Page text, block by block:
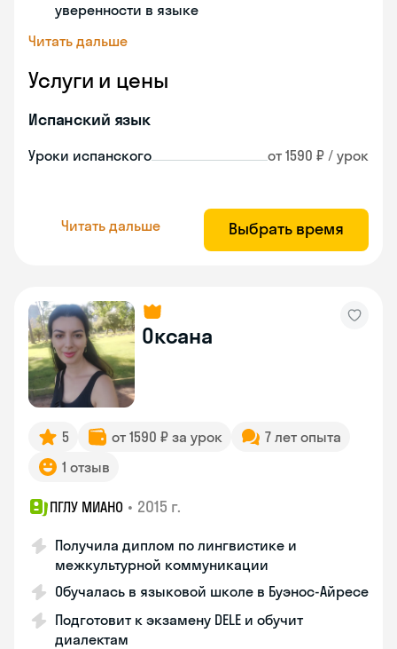
уверенности в языке
Читать дальше
Услуги и цены
Испанский язык
Уроки испанского от 1590 ₽ / урок
Читать дальше Выбрать время
Оксана
5 от 1590 ₽ за урок
7 лет опыта
1 отзыв
ПГЛУ МИАНО • 2015 г.
Получила диплом по лингвистике и
межкультурной коммуникации
Обучалась в языковой школе в Буэнос-Айресе
Подготовит к экзамену DELE и обучит
диалектам